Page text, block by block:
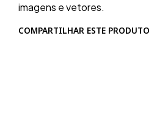
imagens e vetores.
COMPARTILHAR ESTE PRODUTO